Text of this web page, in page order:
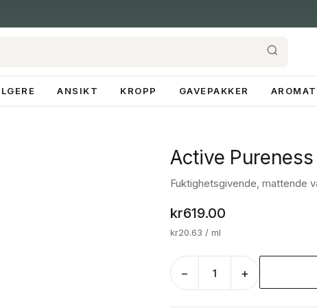
ANSIKT KROPP GAVEPAKKER
Active
Fuktighetsgivende, mattende
kr619.00
kr20.63 / ml
− +